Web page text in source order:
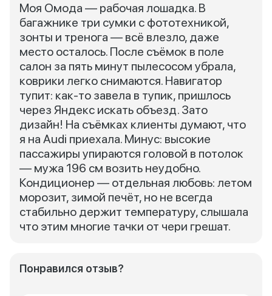
Моя Омода — рабочая лошадка. В
багажнике три сумки с фототехникой,
зонты и тренога — всё влезло, даже
место осталось. После съёмок в поле
салон за пять минут пылесосом убрала,
коврики легко снимаются. Навигатор
тупит: как-то завела в тупик, пришлось
через Яндекс искать объезд. Зато
дизайн! На съёмках клиенты думают, что
я на Audi приехала. Минус: высокие
пассажиры упираются головой в потолок
— мужа 196 см возить неудобно.
Кондиционер — отдельная любовь: летом
морозит, зимой печёт, но не всегда
стабильно держит температуру, слышала
что этим многие тачки от чери грешат.
Понравился отзыв?